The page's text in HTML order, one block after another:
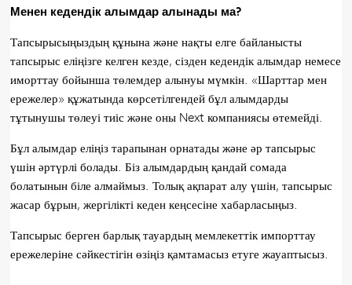
Менен кедендік алымдар алынады ма?
Тапсырысыңыздың құнына және нақты елге байланысты
тапсырыс еліңізге келген кезде, сізден кедендік алымдар немесе
иморттау бойынша төлемдер алынуы мүмкін. «Шарттар мен
ережелер» құжатында көрсетілгендей бұл алымдарды
тұтынушы төлеуі тиіс және оны Next компаниясы өтемейді.
Бұл алымдар еліңіз тарапынан орнатады және әр тапсырыс
үшін әртүрлі болады. Біз алымдардың қандай сомада
болатынын біле алмаймыз. Толық ақпарат алу үшін, тапсырыс
жасар бұрын, жергілікті кеден кеңсесіне хабарласыңыз.
Тапсырыс берген барлық тауардың мемлекеттік импорттау
ережелеріне сәйкестігін өзіңіз қамтамасыз етуге жауаптысыз.